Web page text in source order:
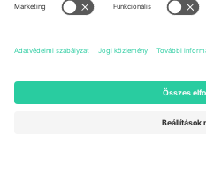
Newark, Delaware 19713, United
States